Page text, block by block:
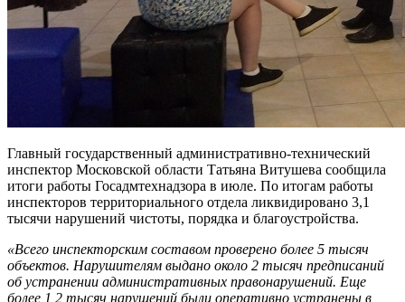
Главный государственный административно-технический
инспектор Московской области Татьяна Витушева сообщила
итоги работы Госадмтехнадзора в июле. По итогам работы
инспекторов территориального отдела ликвидировано 3,1
тысячи нарушений чистоты, порядка и благоустройства.
«Всего инспекторским составом проверено более 5 тысяч
объектов. Нарушителям выдано около 2 тысяч предписаний
об устранении административных правонарушений. Еще
более 1,2 тысяч нарушений были оперативно устранены в